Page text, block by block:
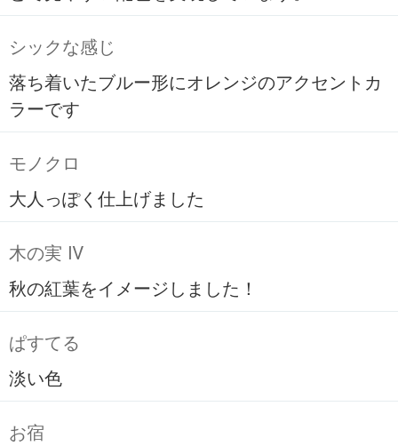
シックな感じ
落ち着いたブルー形にオレンジのアクセントカ
ラーです
モノクロ
大人っぽく仕上げました
木の実 Ⅳ
秋の紅葉をイメージしました！
ぱすてる
淡い色
お宿